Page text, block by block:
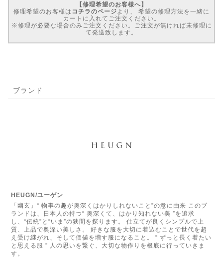
【修理希望のお客様へ】
修理希望のお客様は コチラのページ より、 希望の修理方法を一緒に
カートに入れてご注文ください。
※修理が必要な場合のみご注文ください。ご注文が無ければ未修理に
て発送致します。
ブランド
HEUGN/ユーゲン
「幽玄」“ 物事の趣が奥深くはかりしれないこと”の意に由来 このブ
ランドは、日本人の持つ“ 奥深くて、はかり知れない美 ”を追求
し、“伝統”と“いま”の狭間を探ります。 仕立てが良くシンプルで上
質、上品で奥深い美しさ。 好きな服を大切に着込むことで世代を超
え受け継がれ、そして価値を増す服になること。 “ ずっと長く着たい
と思える服 ” 人の思いを繋ぐ、大切な物作りを根底に行っていきま
す。